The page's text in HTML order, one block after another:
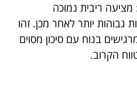
ריבית נמוכה
גבוהות יותר לאחר מכן. זהו
בנוח עם סיכון מסוים
הקרוב.